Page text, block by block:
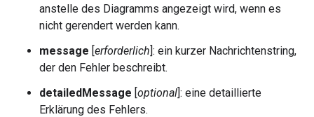
anstelle des Diagramms angezeigt wird, wenn es
nicht gerendert werden kann.
message [erforderlich]: ein kurzer Nachrichtenstring,
der den Fehler beschreibt.
detailedMessage [optional]: eine detaillierte
Erklärung des Fehlers.